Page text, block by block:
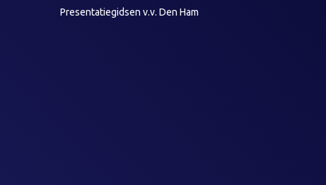
Presentatiegidsen v.v. Den Ham